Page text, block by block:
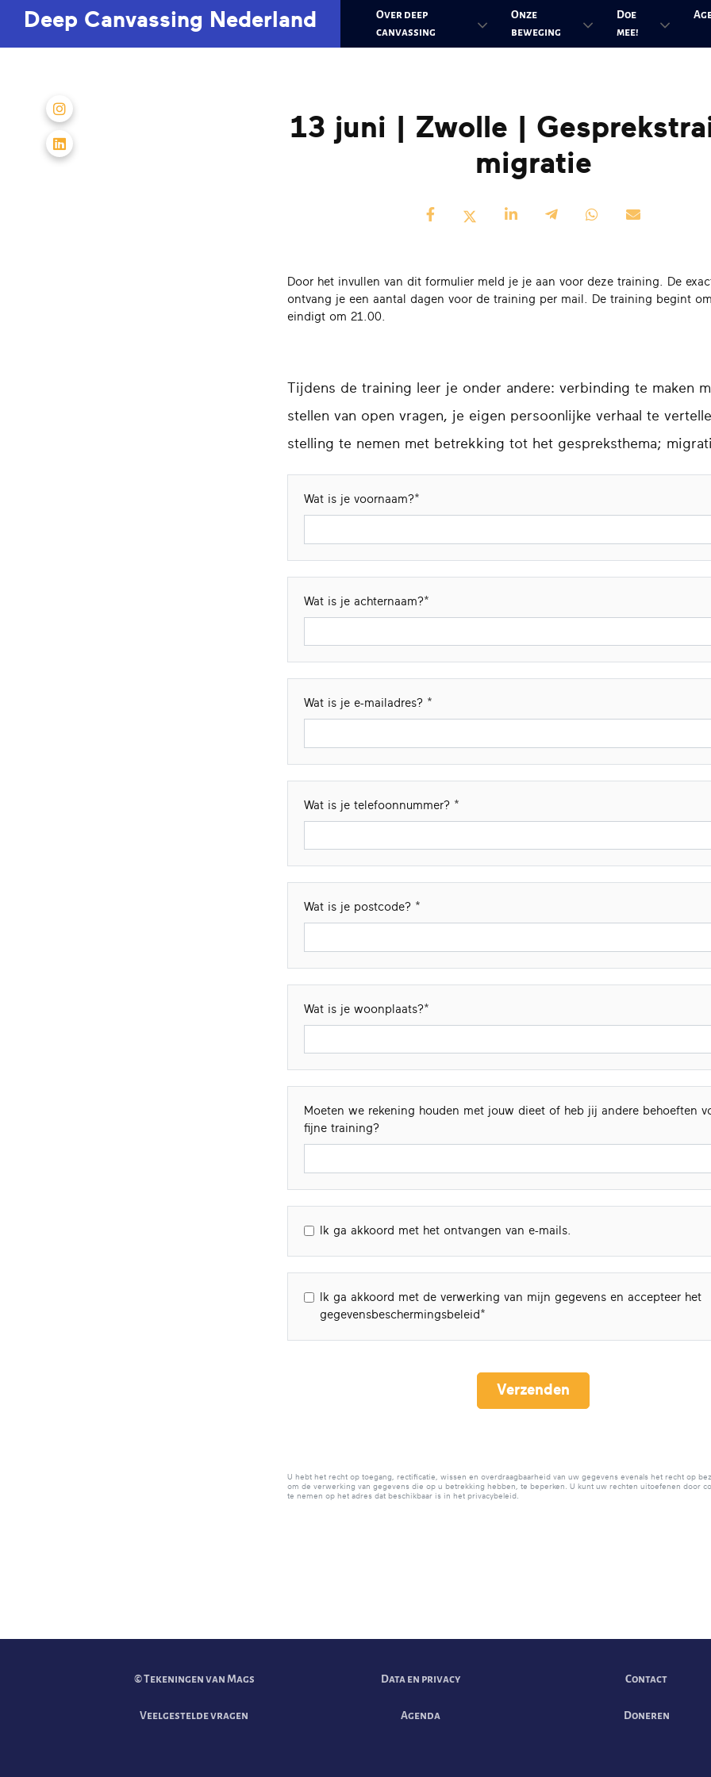
Deep Canvassing Nederland
Over deep
canvassing
Onze
beweging
Doe
mee!
13 juni | Zwolle |
migratie
Door het invullen van dit formulier meld je je aan voor deze training. De
ontvang je een aantal dagen voor de training per mail. De training begint
eindigt om 21.00.
Tijdens de training leer je onder andere: verbinding te maken
stellen van open vragen, je eigen persoonlijke verhaal te
stelling te nemen met betrekking tot het gespreksthema;
Wat is je voornaam?
Wat is je achternaam?
Wat is je e-mailadres?
Wat is je telefoonnummer?
Wat is je postcode?
Wat is je woonplaats?
Moeten we rekening houden met jouw dieet of heb jij andere behoeften
fijne training?
Ik ga akkoord met het ontvangen van e-mails.
Ik ga akkoord met de verwerking van mijn gegevens en accepteer het
gegevensbeschermingsbeleid
Verzenden
U hebt het recht op toegang, rectificatie, wissen en overdraagbaarheid van uw gegevens evenals het recht op
om de verwerking van gegevens die op u betrekking hebben, te beperken. U kunt uw rechten uitoefenen door
te nemen op het adres dat beschikbaar is in het privacybeleid.
Vind ons op Instagram
Vind ons op LinkedIn
© Tekeningen van Mags Data en privacy Contact
Veelgestelde vragen Agenda Doneren